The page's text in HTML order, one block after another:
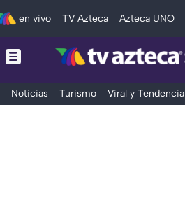
en vivo TV Azteca Azteca UNO
Noticias Turismo Viral y Tendencia